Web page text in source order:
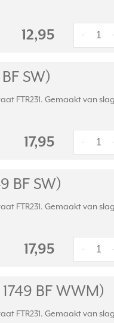
12,95 -
SW)
FTR231. Gemaakt van
17,95 -
BF SW)
FTR231. Gemaakt van
17,95 -
BF WWM)
FTR231. Gemaakt van